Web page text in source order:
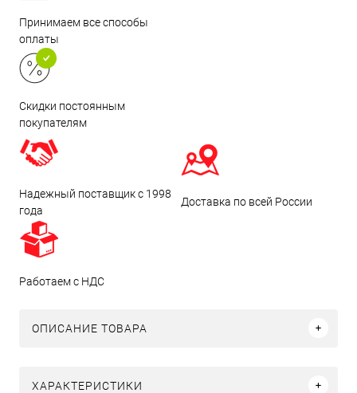
Принимаем все способы
оплаты
Скидки постоянным
покупателям
Надежный поставщик с 1998
года
Доставка по всей России
Работаем с НДС
ОПИСАНИЕ ТОВАРА
ХАРАКТЕРИСТИКИ